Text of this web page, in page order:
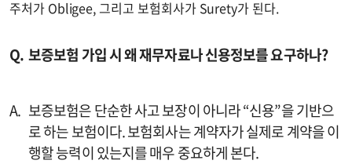
주처가 Obligee, 그리고 보험회사가 Surety가 된다.
보증보험 가입 시 왜 재무자료나 신용정보를 요구하나?
보증보험은 단순한 사고 보장이 아니라 “신용”을 기반으
로 하는 보험이다. 보험회사는 계약자가 실제로 계약을 이
행할 능력이 있는지를 매우 중요하게 본다.